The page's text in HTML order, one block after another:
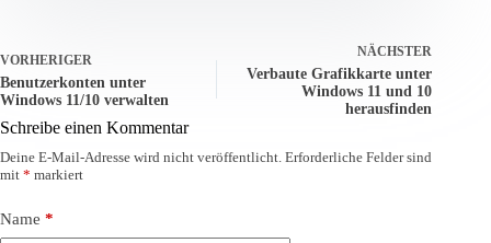
VORHERIGER
Benutzerkonten unter
Windows 11/10 verwalten
NÄCHSTER
Verbaute Grafikkarte unter
Windows 11 und 10
herausfinden
Schreibe einen Kommentar
Deine E-Mail-Adresse wird nicht veröffentlicht. Erforderliche Felder sind
mit * markiert
Name *